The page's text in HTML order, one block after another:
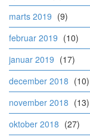
marts 2019 (9)
februar 2019 (10)
januar 2019 (17)
december 2018 (10)
november 2018 (13)
oktober 2018 (27)